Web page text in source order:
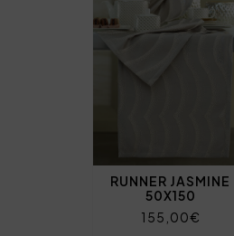
RUNNER JASMINE
50X150
155,00€